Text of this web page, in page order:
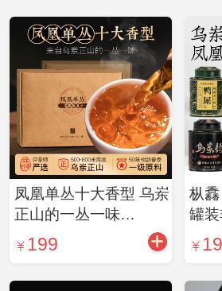
凤凰单丛十大香型 乌岽
正山的一丛一味
6g✕10泡 林燕玲严选
199
枞
罐